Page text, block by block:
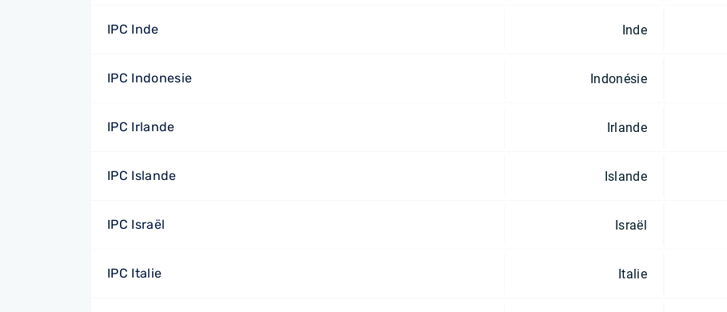
IPC Inde Inde
IPC Indonesie Indonésie
IPC Irlande Irlande
IPC Islande Islande
IPC Israël Israël
IPC Italie Italie